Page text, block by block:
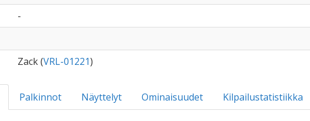
-
Zack (VRL-01221)
Palkinnot Näyttelyt Ominaisuudet Kilpailustatistiikka